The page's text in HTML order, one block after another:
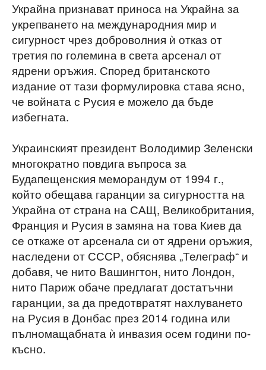
Украйна признават приноса на Украйна за
укрепването на международния мир и
сигурност чрез доброволния ѝ отказ от
третия по големина в света арсенал от
ядрени оръжия. Според британското
издание от тази формулировка става ясно,
че войната с Русия е можело да бъде
избегната.
Украинският президент Володимир Зеленски
многократно повдига въпроса за
Будапещенския меморандум от 1994 г.,
който обещава гаранции за сигурността на
Украйна от страна на САЩ, Великобритания,
Франция и Русия в замяна на това Киев да
се откаже от арсенала си от ядрени оръжия,
наследени от СССР, обяснява „Телеграф“ и
добавя, че нито Вашингтон, нито Лондон,
нито Париж обаче предлагат достатъчни
гаранции, за да предотвратят нахлуването
на Русия в Донбас през 2014 година или
пълномащабната ѝ инвазия осем години по-
късно.